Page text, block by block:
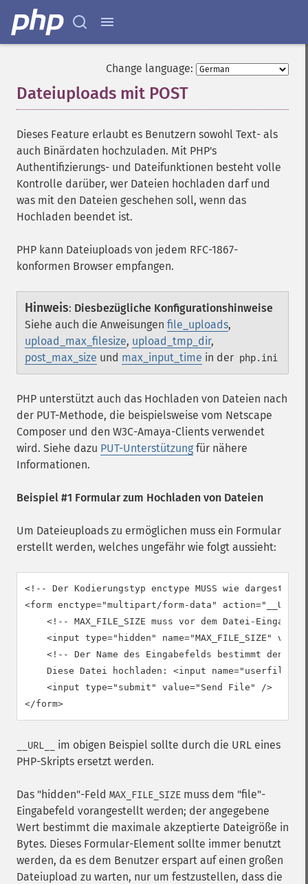
Change language:
Dateiuploads mit POST
Dieses Feature erlaubt es Benutzern sowohl Text- als
auch Binärdaten hochzuladen. Mit PHP's
Authentifizierungs- und Dateifunktionen besteht volle
Kontrolle darüber, wer Dateien hochladen darf und
was mit den Dateien geschehen soll, wenn das
Hochladen beendet ist.
PHP kann Dateiuploads von jedem RFC-1867-
konformen Browser empfangen.
Hinweis: Diesbezügliche Konfigurationshinweise
Siehe auch die Anweisungen file_uploads,
upload_max_filesize, upload_tmp_dir,
post_max_size und max_input_time in der php.ini
PHP unterstützt auch das Hochladen von Dateien nach
der PUT-Methode, die beispielsweise vom Netscape
Composer und den W3C-Amaya-Clients verwendet
wird. Siehe dazu PUT-Unterstützung für nähere
Informationen.
Beispiel #1 Formular zum Hochladen von Dateien
Um Dateieuploads zu ermöglichen muss ein Formular
erstellt werden, welches ungefähr wie folgt aussieht:
<!-- Der Kodierungstyp enctype MUSS wie dargestellt
<form enctype="multipart/form-data" action="__URL__"
<!-- MAX_FILE_SIZE muss vor dem Datei-
<input type="hidden" name="MAX_FILE_SIZE"
<!-- Der Name des Eingabefelds bestimmt den
Diese Datei hochladen: <input name="userfile"
    <input type="submit" value="Send File" />
</form>
__URL__
im obigen Beispiel sollte durch die URL eines
PHP-Skripts ersetzt werden.
Das "hidden"-Feld MAX_FILE_SIZE muss dem "file"-
Eingabefeld vorangestellt werden; der angegebene
Wert bestimmt die maximale akzeptierte Dateigröße in
Bytes. Dieses Formular-Element sollte immer benutzt
werden, da es dem Benutzer erspart auf einen großen
Dateiupload zu warten, nur um festzustellen, dass die